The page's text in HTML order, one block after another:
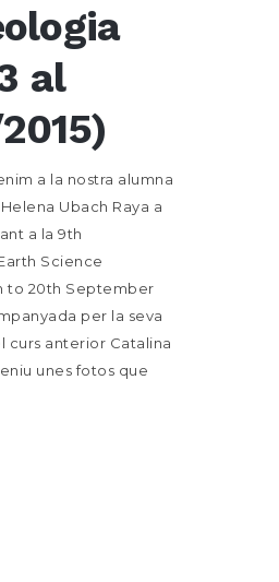
al
a la nostra alumna
Ubach Raya a
a la 9th
Science
to 20th September
per la seva
curs anterior Catalina
unes fotos que